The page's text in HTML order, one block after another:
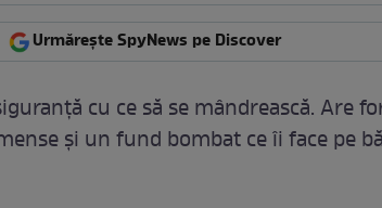
Urmărește SpyNews pe Discover
cu ce să se mândrească. Are
și un fund bombat ce îi face pe